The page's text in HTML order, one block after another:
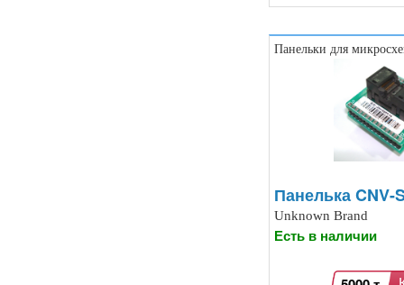
Панельки для
Панелька CNV-
Unknown Brand
Есть в наличии